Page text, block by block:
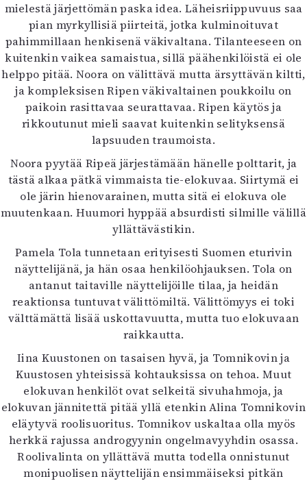
mielestä järjettömän paska idea. Läheisriippuvuus saa
pian myrkyllisiä piirteitä, jotka kulminoituvat
pahimmillaan henkisenä väkivaltana. Tilanteeseen on
kuitenkin vaikea samaistua, sillä päähenkilöistä ei ole
helppo pitää. Noora on välittävä mutta ärsyttävän kiltti,
ja kompleksisen Ripen väkivaltainen poukkoilu on
paikoin rasittavaa seurattavaa. Ripen käytös ja
rikkoutunut mieli saavat kuitenkin selityksensä
lapsuuden traumoista.
Noora pyytää Ripeä järjestämään hänelle polttarit, ja
tästä alkaa pätkä vimmaista tie-elokuvaa. Siirtymä ei
ole järin hienovarainen, mutta sitä ei elokuva ole
muutenkaan. Huumori hyppää absurdisti silmille välillä
yllättävästikin.
Pamela Tola tunnetaan erityisesti Suomen eturivin
näyttelijänä, ja hän osaa henkilöohjauksen. Tola on
antanut taitaville näyttelijöille tilaa, ja heidän
reaktionsa tuntuvat välittömiltä. Välittömyys ei toki
välttämättä lisää uskottavuutta, mutta tuo elokuvaan
raikkautta.
Iina Kuustonen on tasaisen hyvä, ja Tomnikovin ja
Kuustosen yhteisissä kohtauksissa on tehoa. Muut
elokuvan henkilöt ovat selkeitä sivuhahmoja, ja
elokuvan jännitettä pitää yllä etenkin Alina Tomnikovin
eläytyvä roolisuoritus. Tomnikov uskaltaa olla myös
herkkä rajussa androgyynin ongelmavyyhdin osassa.
Roolivalinta on yllättävä mutta todella onnistunut
monipuolisen näyttelijän ensimmäiseksi pitkän